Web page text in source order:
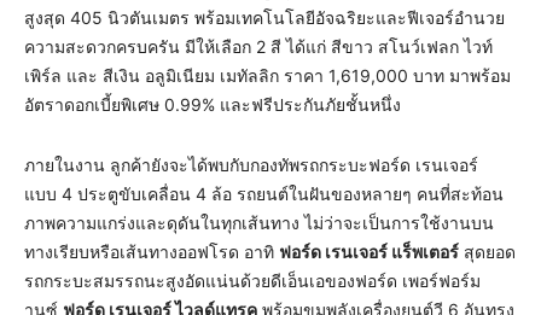
สูงสุด 405 นิวตันเมตร พร้อมเทคโนโลยีอัจฉริยะและฟีเจอร์อำนวย
ความสะดวกครบครัน มีให้เลือก 2 สี ได้แก่ สีขาว สโนว์เฟลก ไวท์
เพิร์ล และ สีเงิน อลูมิเนียม เมทัลลิก ราคา 1,619,000 บาท มาพร้อม
อัตราดอกเบี้ยพิเศษ 0.99% และฟรีประกันภัยชั้นหนึ่ง
ภายในงาน ลูกค้ายังจะได้พบกับกองทัพรถกระบะฟอร์ด เรนเจอร์
แบบ 4 ประตูขับเคลื่อน 4 ล้อ รถยนต์ในฝันของหลายๆ คนที่สะท้อน
ภาพความแกร่งและดุดันในทุกเส้นทาง ไม่ว่าจะเป็นการใช้งานบน
ทางเรียบหรือเส้นทางออฟโรด อาทิ ฟอร์ด เรนเจอร์ แร็พเตอร์ สุดยอด
รถกระบะสมรรถนะสูงอัดแน่นด้วยดีเอ็นเอของฟอร์ด เพอร์ฟอร์ม
านซ์ ฟอร์ด เรนเจอร์ ไวลด์แทรค พร้อมขุมพลังเครื่องยนต์วี 6 อันทรง